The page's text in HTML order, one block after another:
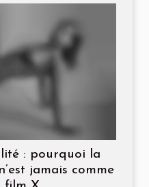
: pourquoi la
jamais comme